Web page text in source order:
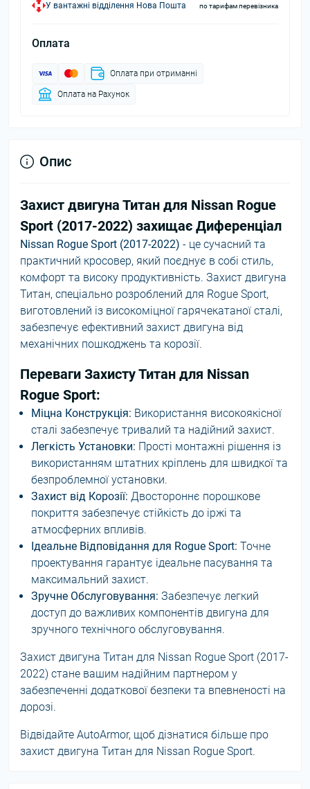
У вантажні відділення Нова Пошта по тарифам перевізника
Оплата
Оплата при отриманні
Оплата на Рахунок
Опис
Захист двигуна Титан для Nissan Rogue
Sport (2017-2022) захищає Диференціал
Nissan Rogue Sport (2017-2022) - це сучасний та
практичний кросовер, який поєднує в собі стиль,
комфорт та високу продуктивність. Захист двигуна
Титан, спеціально розроблений для Rogue Sport,
виготовлений із високоміцної гарячекатаної сталі,
забезпечує ефективний захист двигуна від
механічних пошкоджень та корозії.
Переваги Захисту Титан для Nissan
Rogue Sport:
Міцна Конструкція: Використання високоякісної
сталі забезпечує тривалий та надійний захист.
Легкість Установки: Прості монтажні рішення із
використанням штатних кріплень для швидкої та
безпроблемної установки.
Захист від Корозії: Двостороннє порошкове
покриття забезпечує стійкість до іржі та
атмосферних впливів.
Ідеальне Відповідання для Rogue Sport: Точне
проектування гарантує ідеальне пасування та
максимальний захист.
Зручне Обслуговування: Забезпечує легкий
доступ до важливих компонентів двигуна для
зручного технічного обслуговування.
Захист двигуна Титан для Nissan Rogue Sport (2017-
2022) стане вашим надійним партнером у
забезпеченні додаткової безпеки та впевненості на
дорозі.
Відвідайте AutoArmor, щоб дізнатися більше про
захист двигуна Титан для Nissan Rogue Sport.